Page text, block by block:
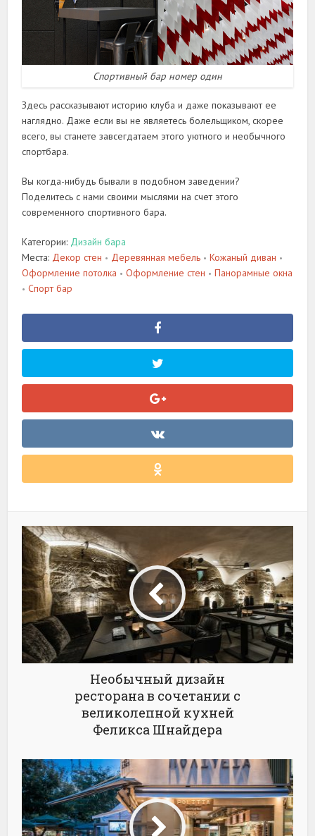
Спортивный бар номер один
Здесь рассказывают историю клуба и даже показывают ее
наглядно. Даже если вы не являетесь болельщиком, скорее
всего, вы станете завсегдатаем этого уютного и необычного
спортбара.
Вы когда-нибудь бывали в подобном заведении?
Поделитесь с нами своими мыслями на счет этого
современного спортивного бара.
Категории: Дизайн бара
Места: Декор стен • Деревянная мебель • Кожаный диван •
Оформление потолка • Оформление стен • Панорамные окна
• Спорт бар
Необычный дизайн
ресторана в сочетании с
великолепной кухней
Феликса Шнайдера